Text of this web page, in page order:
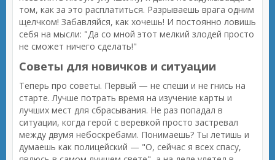
том, как за это расплатиться. Разрываешь врага одним
щелчком! Забавляйся, как хочешь! И постоянно ловишь
себя на мысли: "Да со мной этот мелкий злодей просто
не сможет ничего сделать!"
Советы для новичков и ситуации
Теперь про советы. Первый — не спеши и не гнись на
старте. Лучше потрать время на изучение карты и
лучших мест для сбрасывания. Не раз попадал в
ситуации, когда герой с веревкой просто застревал
между двумя небоскрёбами. Понимаешь? Ты летишь и
думаешь как полицейский — "О, сейчас я всех спасу,